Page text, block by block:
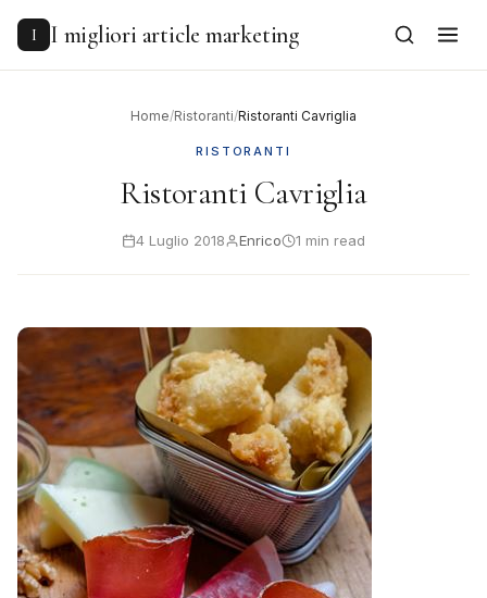
content
I I migliori article marketing
Home/Ristoranti/Ristoranti Cavriglia
RISTORANTI
Ristoranti Cavriglia
4 Luglio 2018 Enrico 1 min read